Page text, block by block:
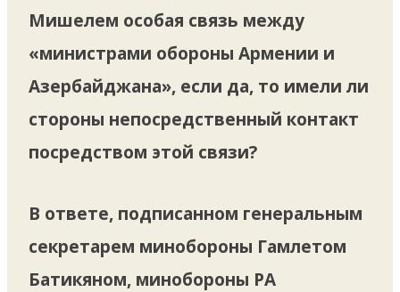
Мишелем особая связь между
«министрами обороны Армении и
Азербайджана», если да, то имели ли
стороны непосредственный контакт
посредством этой связи?
В ответе, подписанном генеральным
секретарем минобороны Гамлетом
Батикяном, минобороны РА